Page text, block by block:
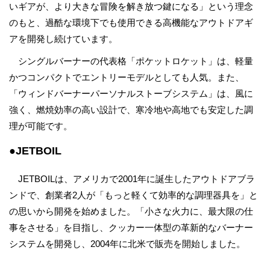
いギアが、より大きな冒険を解き放つ鍵になる」という理念
のもと、過酷な環境下でも使用できる高機能なアウトドアギ
アを開発し続けています。
シングルバーナーの代表格「ポケットロケット」は、軽量
かつコンパクトでエントリーモデルとしても人気。また、
「ウィンドバーナーパーソナルストーブシステム」は、風に
強く、燃焼効率の高い設計で、寒冷地や高地でも安定した調
理が可能です。
●JETBOIL
JETBOILは、アメリカで2001年に誕生したアウトドアブラ
ンドで、創業者2人が「もっと軽くて効率的な調理器具を」と
の思いから開発を始めました。「小さな火力に、最大限の仕
事をさせる」を目指し、クッカー一体型の革新的なバーナー
システムを開発し、2004年に北米で販売を開始しました。